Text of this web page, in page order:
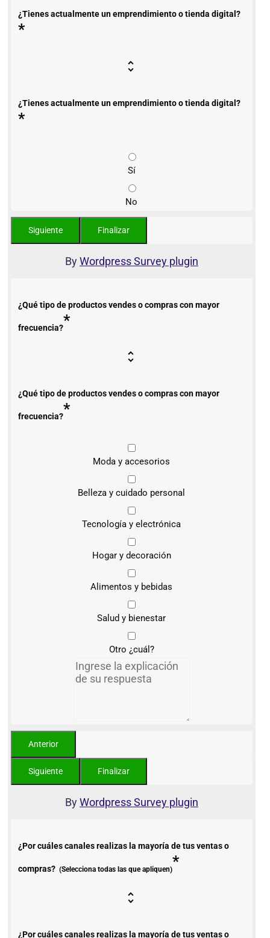
¿Tienes actualmente un emprendimiento o tienda digital?
*
¿Tienes actualmente un emprendimiento o tienda digital?
*
Sí
No
ByWordpress Survey plugin
¿Qué tipo de productos vendes o compras con mayor
frecuencia?*
¿Qué tipo de productos vendes o compras con mayor
frecuencia?*
Moda y accesorios
Belleza y cuidado personal
Tecnología y electrónica
Hogar y decoración
Alimentos y bebidas
Salud y bienestar
Otro ¿cuál?
ByWordpress Survey plugin
¿Por cuáles canales realizas la mayoría de tus ventas o
compras? (Selecciona todas las que apliquen)*
¿Por cuáles canales realizas la mayoría de tus ventas o